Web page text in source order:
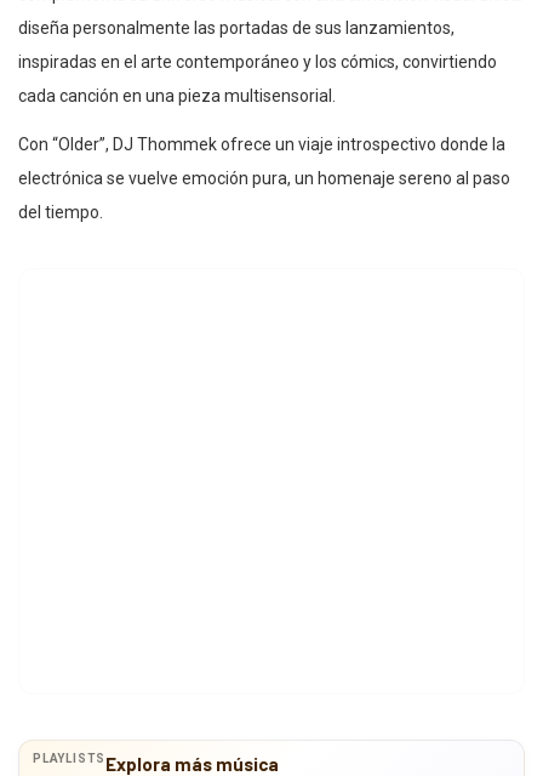
diseña personalmente las portadas de sus lanzamientos,
inspiradas en el arte contemporáneo y los cómics, convirtiendo
cada canción en una pieza multisensorial.
Con “Older”, DJ Thommek ofrece un viaje introspectivo donde la
electrónica se vuelve emoción pura, un homenaje sereno al paso
del tiempo.
PLAYLISTS Explora más música